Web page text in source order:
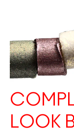
LOOK